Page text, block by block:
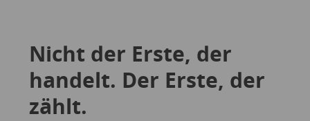
Nicht der Erste, der
handelt. Der Erste, der
zählt.